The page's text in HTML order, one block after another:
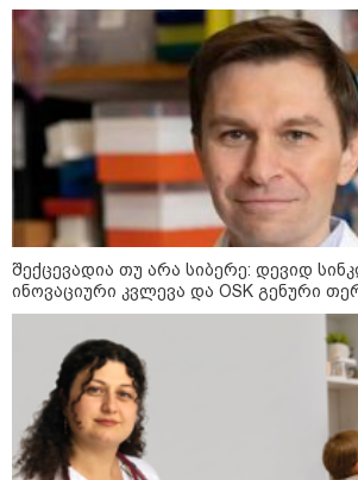
შსს - პოლიციამ
კურიერზე
ბრალდებით 3
კიდევ 2 პირის
კი შესაბამისი
ტარდება
სებ - აშშ-ის
დეპარტამენტის
სანქცირებული
წარმოადგენს
ეროვნული
სუბიექტს
რუსებმა
დაარტყეს,
დაშავებულები
შექცევადია თუ არა სიბერე: დევიდ
ინოვაციური კვლევა და OSK გენური